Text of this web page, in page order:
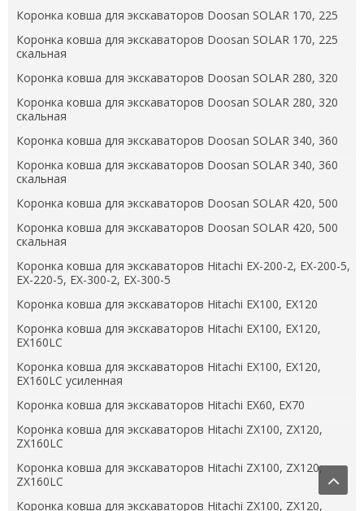
Коронка ковша для экскаваторов Doosan SOLAR 170, 225
Коронка ковша для экскаваторов Doosan SOLAR 170, 225
скальная
Коронка ковша для экскаваторов Doosan SOLAR 280, 320
Коронка ковша для экскаваторов Doosan SOLAR 280, 320
скальная
Коронка ковша для экскаваторов Doosan SOLAR 340, 360
Коронка ковша для экскаваторов Doosan SOLAR 340, 360
скальная
Коронка ковша для экскаваторов Doosan SOLAR 420, 500
Коронка ковша для экскаваторов Doosan SOLAR 420, 500
скальная
Коронка ковша для экскаваторов Hitachi EX-200-2, EX-200-5,
EX-220-5, EX-300-2, EX-300-5
Коронка ковша для экскаваторов Hitachi EX100, EX120
Коронка ковша для экскаваторов Hitachi EX100, EX120,
EX160LC
Коронка ковша для экскаваторов Hitachi EX100, EX120,
EX160LC усиленная
Коронка ковша для экскаваторов Hitachi EX60, EX70
Коронка ковша для экскаваторов Hitachi ZX100, ZX120,
ZX160LC
Коронка ковша для экскаваторов Hitachi ZX100, ZX120,
ZX160LC
Коронка ковша для экскаваторов Hitachi ZX100, ZX120,